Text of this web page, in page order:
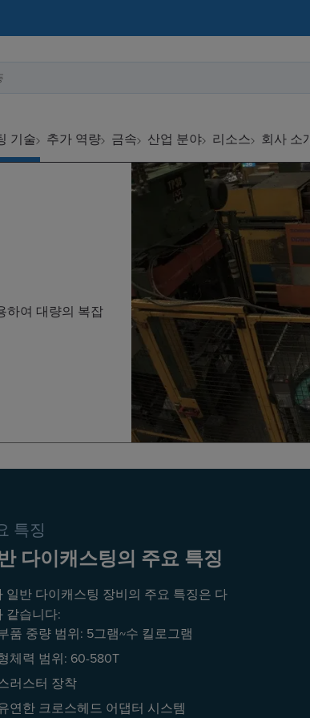
기술 추가 역량 금속 산업 분야 리소스 회사 소
하여 대량의 복잡
특징
다이캐스팅의 주요 특징
일반 다이캐스팅 장비의 주요 특징은 다
같습니다:
품 중량 범위: 5그램~수 킬로그램
체력 범위: 60-580T
러스터 장착
연한 크로스헤드 어댑터 시스템